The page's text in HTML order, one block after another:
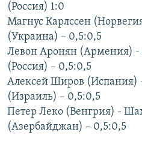
Все сайты РСЕ/РС
(Россия) 1:0
Магнус Карлссен
(Украина) – 0,5:0,5
Левон Аронян (Армения) -
(Россия) – 0,5:0,5
Алексей Широв (Испания)
(Израиль) – 0,5:0,5
Петер Леко (Венгрия) -
(Азербайджан) – 0,5:0,5